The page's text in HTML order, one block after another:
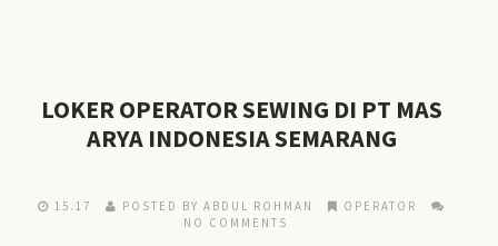
LOKER OPERATOR SEWING DI PT MAS
ARYA INDONESIA SEMARANG
15.17 POSTED BY ABDUL ROHMAN
OPERATOR
NO COMMENTS